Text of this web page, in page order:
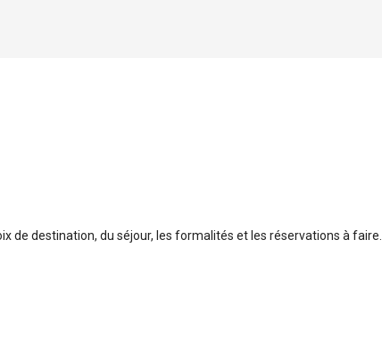
de destination, du séjour, les formalités et les réservations à faire.